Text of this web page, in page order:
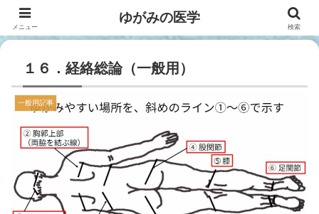
１６．経絡総論（一般用）
一般用記事
メニュー
ゆがみの医学
検索